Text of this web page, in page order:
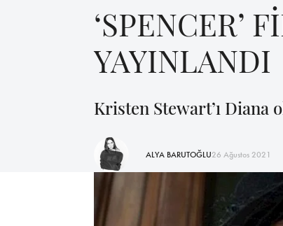
‘SPENCER’
YAYINLANDI
Kristen Stewart’ı Diana
ALYA BARUTOĞLU26 Ağustos 2021